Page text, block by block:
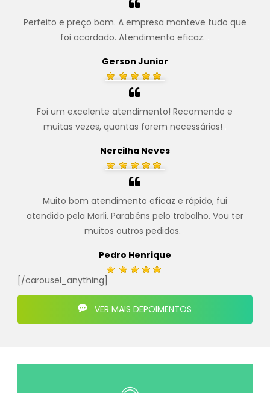
Perfeito e preço bom. A empresa manteve tudo que
foi acordado. Atendimento eficaz.
Gerson Junior
Foi um excelente atendimento! Recomendo e
muitas vezes, quantas forem necessárias!
Nercilha Neves
Muito bom atendimento eficaz e rápido, fui
atendido pela Marli. Parabéns pelo trabalho. Vou ter
muitos outros pedidos.
Pedro Henrique
[/carousel_anything]
VER MAIS DEPOIMENTOS